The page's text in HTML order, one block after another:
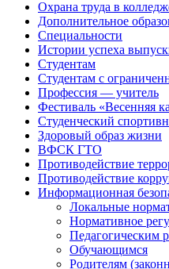
Охрана труда в
Дополнительное
Специальности
Истории успеха
Студентам
Студентам с
Профессия — учитель
Фестиваль «Весенняя
Студенческий
Здоровый образ жизни
ВФСК ГТО
Противодействие
Противодействие
Информационная
Локальные
Нормативное
Педагогическим
Обучающимся
Родителям